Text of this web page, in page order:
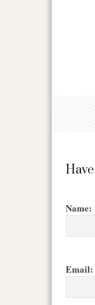
Name:
Email: